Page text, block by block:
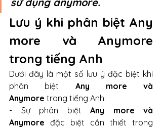
Lưu ý khi phân biệt Any
more và Anymore
trong tiếng Anh
Dưới đây là một số lưu ý đặc biệt khi
phân biệt Any more và
Anymore trong tiếng Anh:
- Sự phân biệt Any more và
Anymore đặc biệt cần thiết trong